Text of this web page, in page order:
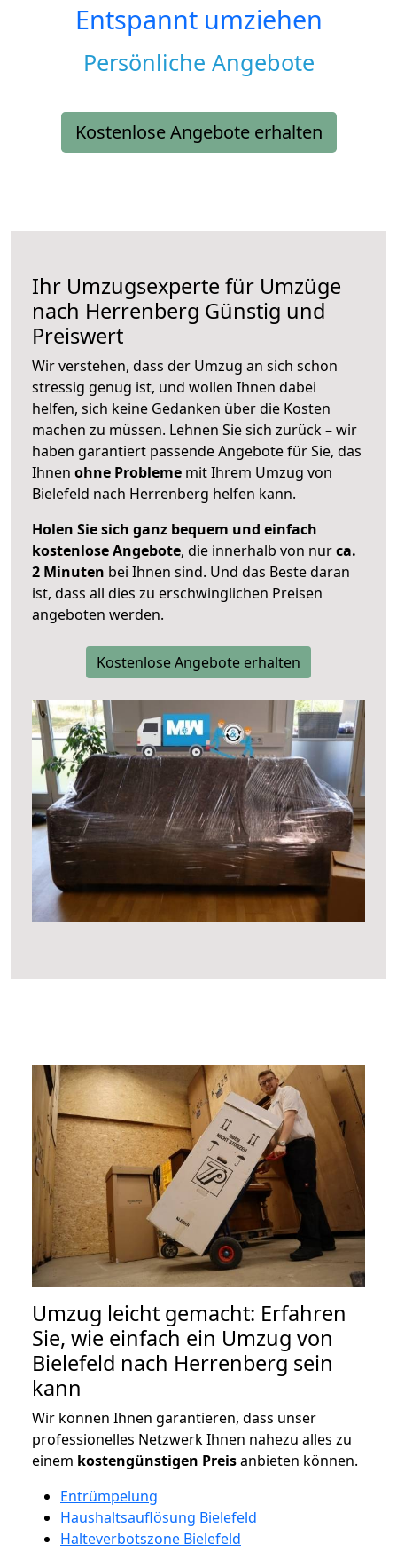
Entspannt umziehen
Persönliche Angebote
Kostenlose Angebote erhalten
Ihr Umzugsexperte für Umzüge
nach Herrenberg Günstig und
Preiswert
Wir verstehen, dass der Umzug an sich schon
stressig genug ist, und wollen Ihnen dabei
helfen, sich keine Gedanken über die Kosten
machen zu müssen. Lehnen Sie sich zurück – wir
haben garantiert passende Angebote für Sie, das
Ihnen ohne Probleme mit Ihrem Umzug von
Bielefeld nach Herrenberg helfen kann.
Holen Sie sich ganz bequem und einfach
kostenlose Angebote, die innerhalb von nurca.
2 Minuten bei Ihnen sind. Und das Beste daran
ist, dass all dies zu erschwinglichen Preisen
angeboten werden.
Kostenlose Angebote erhalten
Umzug leicht gemacht: Erfahren
Sie, wie einfach ein Umzug von
Bielefeld nach Herrenberg sein
kann
Wir können Ihnen garantieren, dass unser
professionelles Netzwerk Ihnen nahezu alles zu
einem kostengünstigen Preisanbieten können.
Entrümpelung
Haushaltsauflösung Bielefeld
Halteverbotszone Bielefeld